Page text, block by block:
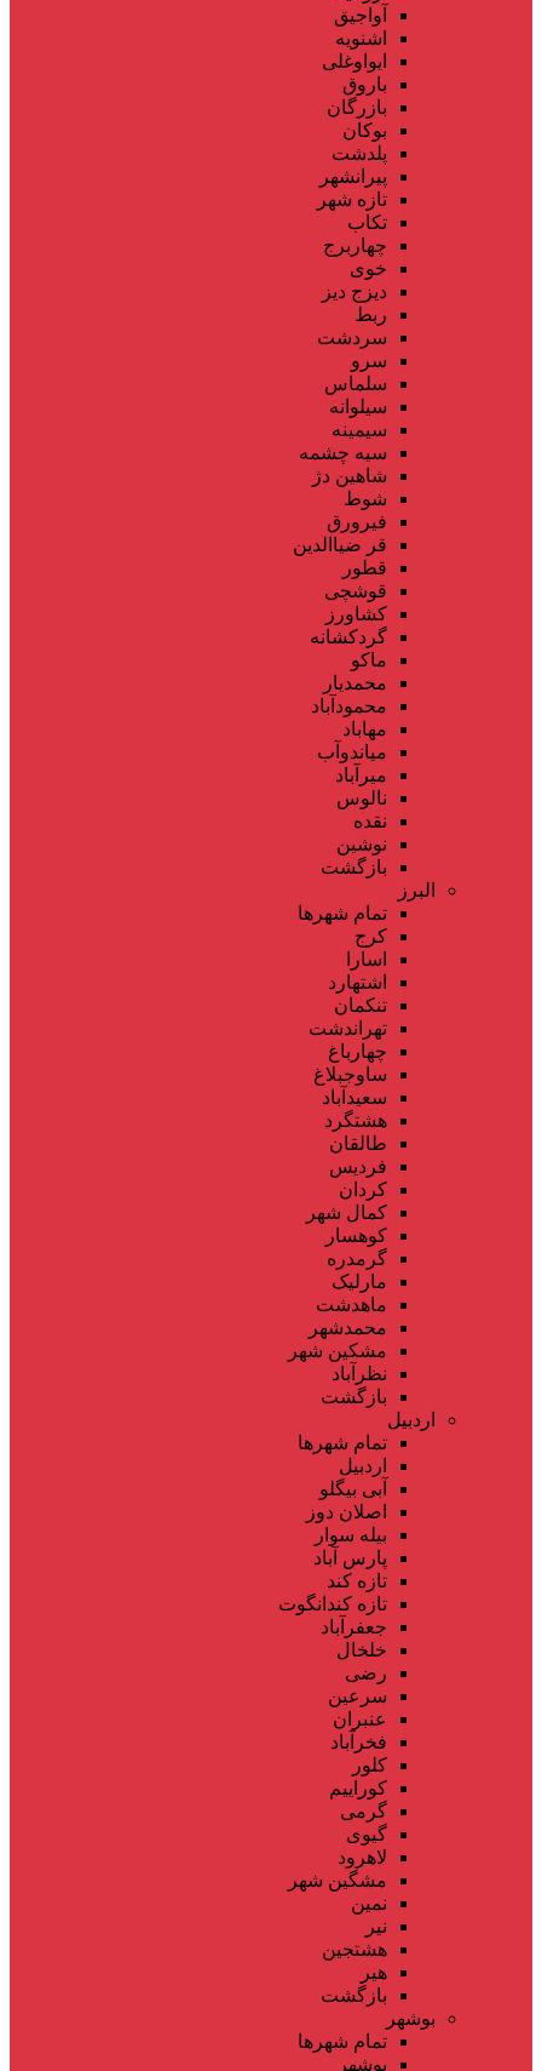
آواجیق
اشنویه
ایواوغلی
باروق
بازرگان
بوکان
پلدشت
پیرانشهر
تازه شهر
تکاب
چهاربرج
خوی
دیزج دیز
ربط
سردشت
سرو
سلماس
سیلوانه
سیمینه
سیه چشمه
شاهین دژ
شوط
فیرورق
قر ضیاالدین
قطور
قوشچی
کشاورز
گردکشانه
ماکو
محمدیار
محمودآباد
مهاباد
میاندوآب
میرآباد
نالوس
نقده
نوشین
بازگشت
البرز
تمام شهر‌ها
کرج
اسارا
اشتهارد
تنکمان
تهراندشت
چهارباغ
ساوجبلاغ
سعیدآباد
هشتگرد
طالقان
فردیس
کردان
کمال شهر
کوهسار
گرمدره
مارلیک
ماهدشت
محمدشهر
مشکین شهر
نظرآباد
بازگشت
اردبیل
تمام شهر‌ها
اردبیل
آبی بیگلو
اصلان دوز
بیله سوار
پارس آباد
تازه کند
تازه کندانگوت
جعفرآباد
خلخال
رضی
سرعین
عنبران
فخرآباد
کلور
کوراییم
گرمی
گیوی
لاهرود
مشگین شهر
نمین
نیر
هشتجین
هیر
بازگشت
بوشهر
تمام شهر‌ها
بوشهر